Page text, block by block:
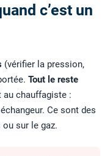
c’est un
(vérifier la pression,
Tout le reste
au chauffagiste :
Ce sont des
sur le gaz.